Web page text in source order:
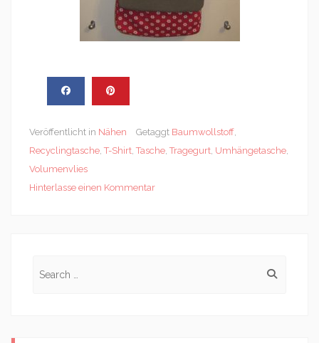
Veröffentlicht in Nähen Getaggt Baumwollstoff,
Recyclingtasche,T-Shirt,Tasche,Tragegurt, Umhängetasche,
Volumenvlies
Hinterlasse einen Kommentar